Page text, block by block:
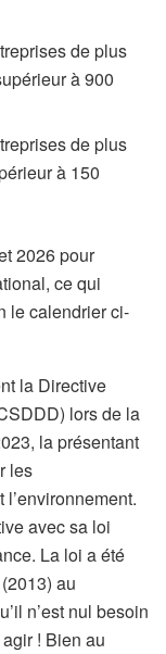
de plus
à 900
de plus
à 150
2026 pour
ce qui
le calendrier ci-
la Directive
lors de la
la présentant
les
avec sa loi
La loi a été
au
n’est nul besoin
! Bien au